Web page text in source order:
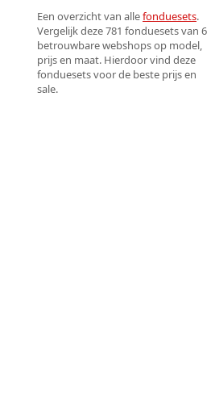
Een overzicht van allefonduesets.
Vergelijk deze 781 fonduesets van 6
betrouwbare webshops op model,
prijs en maat. Hierdoor vind deze
fonduesets voor de beste prijs en
sale.